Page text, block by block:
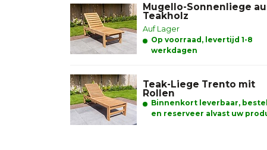
Mugello-Sonnenliege
Teakholz
Auf Lager
Op voorraad, levertijd 1-8
werkdagen
Teak-Liege Trento mit
Rollen
Binnenkort leverbaar,
en reserveer alvast uw